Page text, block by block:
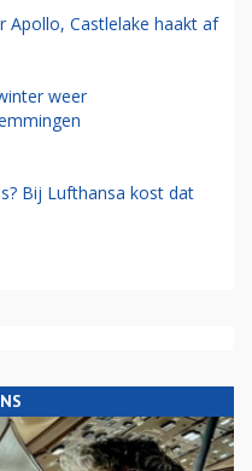
Apollo, Castlelake haakt af
weer
Bij Lufthansa kost dat